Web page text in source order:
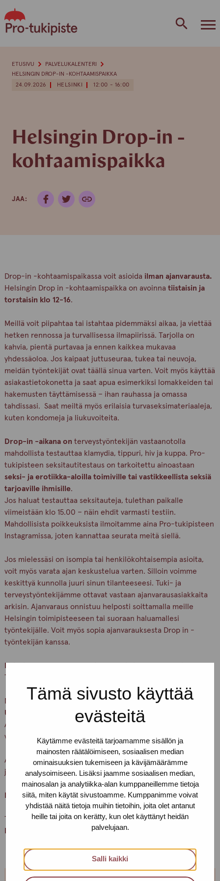
Tämä sivusto käyttää
evästeitä
Käytämme evästeitä tarjoamamme sisällön ja
mainosten räätälöimiseen, sosiaalisen median
ominaisuuksien tukemiseen ja kävijämäärämme
analysoimiseen. Lisäksi jaamme sosiaalisen median,
mainosalan ja analytiikka-alan kumppaneillemme tietoja
siitä, miten käytät sivustoamme. Kumppanimme voivat
yhdistää näitä tietoja muihin tietoihin, joita olet antanut
heille tai joita on kerätty, kun olet käyttänyt heidän
palvelujaan.
Salli kaikki
to
content
24.09.2026 HELSINKI 12:00 - 16:00
Helsingin Drop-in -
kohtaamispaikka
JAA:
ETUSIVU
PALVELUKALENTERI
HELSINGIN DROP-IN -KOHTAAMISPAIKKA
Drop-in -kohtaamispaikassa voit asioida ilman ajanvarausta.
Helsingin Drop in -kohtaamispaikka on avoinna tiistaisin ja
torstaisin klo 12-16.
Meillä voit piipahtaa tai istahtaa pidemmäksi aikaa, ja viettää
hetken rennossa ja turvallisessa ilmapiirissä. Tarjolla on
kahvia, pientä purtavaa ja ennen kaikkea mukavaa
yhdessäoloa. Jos kaipaat juttuseuraa, tukea tai neuvoja,
meidän työntekijät ovat täällä sinua varten. Voit myös käyttää
asiakastietokonetta ja saat apua esimerkiksi lomakkeiden tai
hakemusten täyttämisessä – ihan rauhassa ja omassa
tahdissasi. Saat meiltä myös erilaisia turvaseksimateriaaleja,
kuten kondomeja ja liukuvoiteita.
Drop-in -aikana on terveystyöntekijän vastaanotolla
mahdollista testauttaa klamydia, tippuri, hiv ja kuppa. Pro-
tukipisteen seksitautitestaus on tarkoitettu ainoastaan
seksi- ja erotiikka-aloilla toimiville tai vastikkeellista seksiä
tarjoaville ihmisille.
Jos haluat testauttaa seksitauteja, tulethan paikalle
viimeistään klo 15.00 – näin ehdit varmasti testiin.
Mahdollisista poikkeuksista ilmoitamme aina Pro-tukipisteen
Instagramissa, joten kannattaa seurata meitä siellä.
Jos mielessäsi on isompia tai henkilökohtaisempia asioita,
voit myös varata ajan keskustelua varten. Silloin voimme
keskittyä kunnolla juuri sinun tilanteeseesi. Tuki- ja
terveystyöntekijämme ottavat vastaan ajanvarausasiakkaita
arkisin. Ajanvaraus onnistuu helposti soittamalla meille
Helsingin toimipisteeseen tai suoraan haluamallesi
työntekijälle. Voit myös sopia ajanvarauksesta Drop in -
työntekijän kanssa.
Tule rohkeasti sellaisena kuin olet!
Meidät löydät osoitteesta:
Urho Kekkosen katu 4–6 B, 5. kerros.
Alaoven summerissa lukeePro-tukipiste– paina nappia ja
vedä ovenkahvasta.
Asioithan meillä vain terveenä. Pidetään huolta itsestämme
ja toisistamme
Lämpimästi tervetuloa!
Terveisin,
Helsingin Pro-tukipisteen porukka